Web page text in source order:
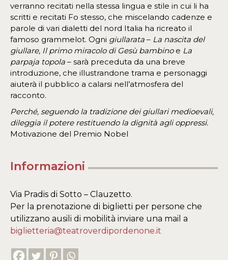
verranno recitati nella stessa lingua e stile in cui li ha
scritti e recitati Fo stesso, che miscelando cadenze e
parole di vari dialetti del nord Italia ha ricreato il
famoso grammelot. Ogni giullarata – La nascita del
giullare, Il primo miracolo di Gesù bambino e La
parpaja topola – sarà preceduta da una breve
introduzione, che illustrandone trama e personaggi
aiuterà il pubblico a calarsi nell’atmosfera del
racconto.
Perché, seguendo la tradizione dei giullari medioevali,
dileggia il potere restituendo la dignità agli oppressi.
Motivazione del Premio Nobel
Informazioni
Via Pradis di Sotto – Clauzetto.
Per la prenotazione di biglietti per persone che
utilizzano ausili di mobilità inviare una mail a
biglietteria@teatroverdipordenone.it